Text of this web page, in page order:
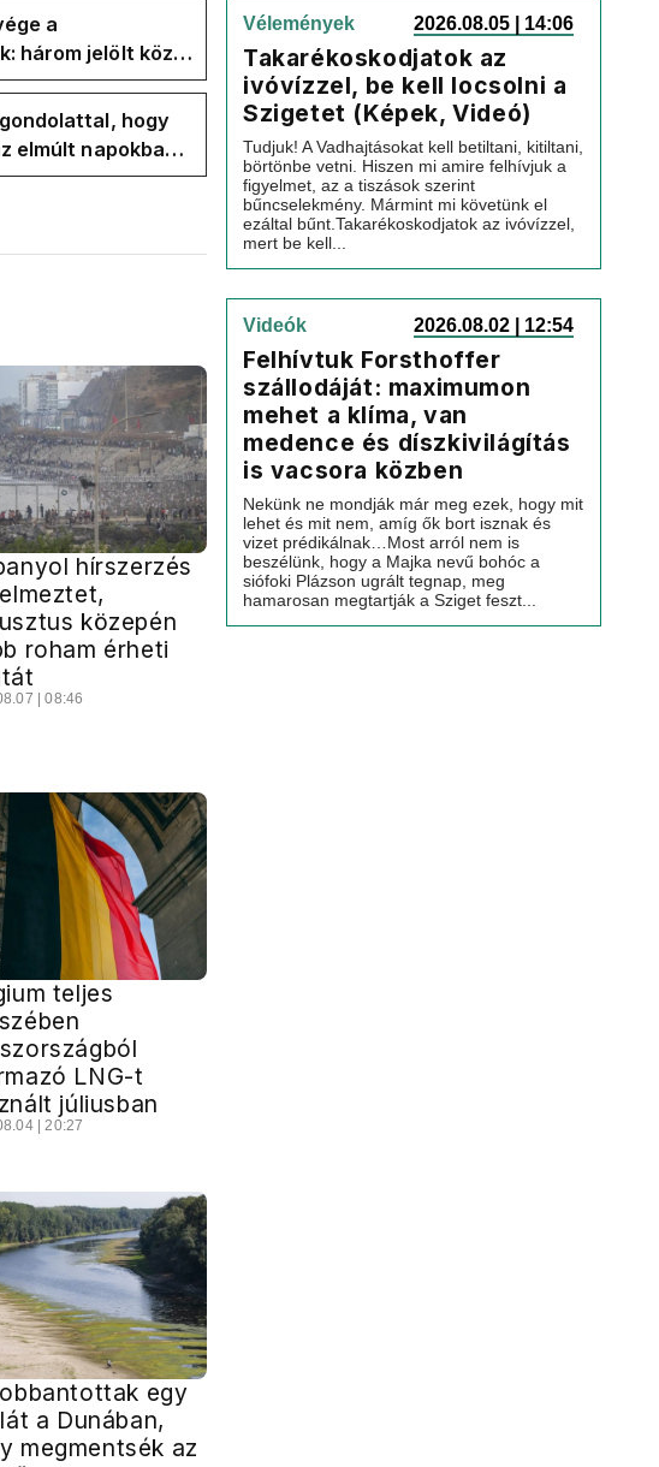
a
három jelölt közül
a Tisza-
hogy
elmúlt napokban
nélkül
hírszerzés
közepén
roham érheti
| 08:46
teljes
LNG-t
júliusban
| 20:27
egy
a Dunában,
megmentsék az
Vélemények 2026.08.05 | 14:06
Takarékoskodjatok az
ivóvízzel, be kell locsolni a
Szigetet (Képek, Videó)
Tudjuk! A Vadhajtásokat kell betiltani, kitiltani,
börtönbe vetni. Hiszen mi amire felhívjuk a
figyelmet, az a tiszások szerint
bűncselekmény. Mármint mi követünk el
ezáltal bűnt.Takarékoskodjatok az ivóvízzel,
mert be kell...
Videók 2026.08.02 | 12:54
Felhívtuk Forsthoffer
szállodáját: maximumon
mehet a klíma, van
medence és díszkivilágítás
is vacsora közben
Nekünk ne mondják már meg ezek, hogy mit
lehet és mit nem, amíg ők bort isznak és
vizet prédikálnak…Most arról nem is
beszélünk, hogy a Majka nevű bohóc a
siófoki Plázson ugrált tegnap, meg
hamarosan megtartják a Sziget feszt...